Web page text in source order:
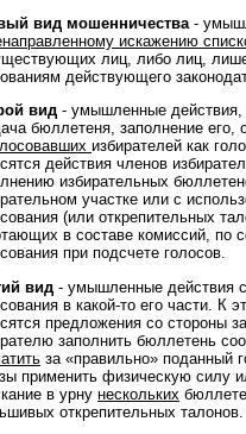
вид мошенничества -
искажению
лиц, либо лиц,
действующего
вид - умышленные
бюллетеня, заполнение его,
избирателей как
действия членов
избирательных
участке или с
(или открепительных
в составе комиссий, по
при подсчете голосов.
вид - умышленные действия
в какой-то его части. К
предложения со стороны
заполнить бюллетень
за «правильно» поданный
применить физическую силу
в урну нескольких
открепительных талонов.